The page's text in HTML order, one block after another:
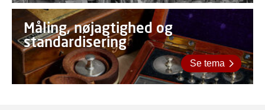
Måling, nøjagtighed og
standardisering
Se tema